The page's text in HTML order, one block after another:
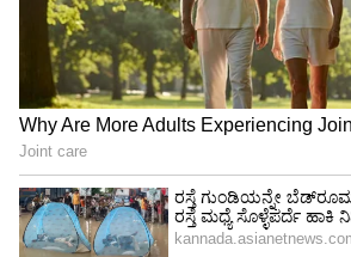
ಬ್ರಿಟಾನಿಯಾದ ನೋಂದಾಯಿತ
ಯಾವುದೇ ಕುಕೀ ಚಿತ್ರವನ್ನು ತಮ್ಮ
ಬಳಸಬಾರದು ಎಂದು
ಪಾರ್ಲೆಗೆ ನಿರ್ದೇಶನ ನೀಡಿತ್ತು.
ವಕೀಲರಾದ ಸಾಗರ್ ಚಂದ್ರ(Sagar
ಚಂದ್ರ (Ishani Chandra), ಶುಭಿ ವಾಹಿ